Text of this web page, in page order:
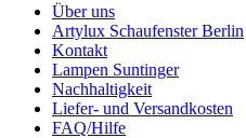
Über uns
Artylux Schaufenster Berlin
Kontakt
Lampen Suntinger
Nachhaltigkeit
Liefer- und Versandkosten
FAQ/Hilfe